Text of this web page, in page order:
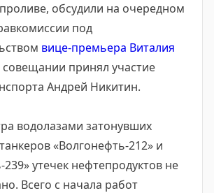
обсудили на очередном
под
вице-премьера Виталия
совещании принял участие
Андрей Никитин.
водолазами затонувших
«Волгонефть-212» и
утечек нефтепродуктов не
Всего с начала работ